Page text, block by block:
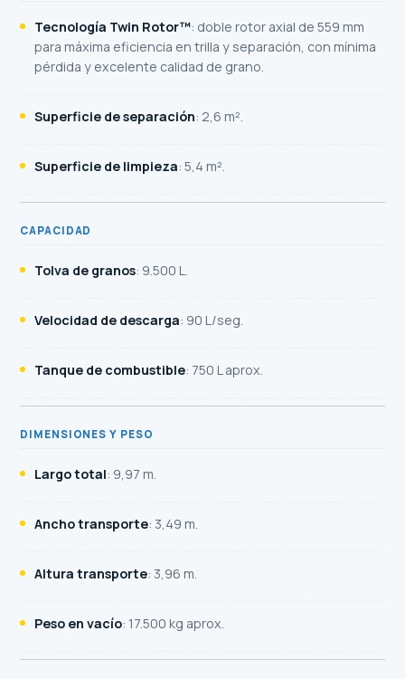
Tecnología Twin Rotor™: doble rotor axial de 559 mm
para máxima eficiencia en trilla y separación, con mínima
pérdida y excelente calidad de grano.
Superficie de separación: 2,6 m².
Superficie de limpieza: 5,4 m².
CAPACIDAD
Tolva de granos: 9.500 L.
Velocidad de descarga: 90 L/seg.
Tanque de combustible: 750 L aprox.
DIMENSIONES Y PESO
Largo total: 9,97 m.
Ancho transporte: 3,49 m.
Altura transporte: 3,96 m.
Peso en vacío: 17.500 kg aprox.